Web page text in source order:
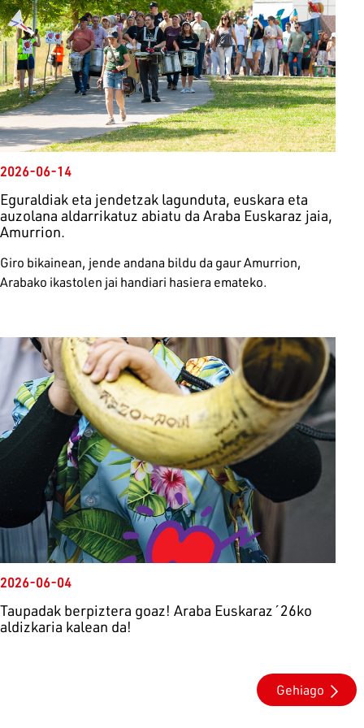
2026-06-14
Eguraldiak eta jendetzak lagunduta, euskara eta
auzolana aldarrikatuz abiatu da Araba Euskaraz jaia,
Amurrion.
Giro bikainean, jende andana bildu da gaur Amurrion,
Arabako ikastolen jai handiari hasiera emateko.
2026-06-04
Taupadak berpiztera goaz! Araba Euskaraz´26ko
aldizkaria kalean da!
Gehiago